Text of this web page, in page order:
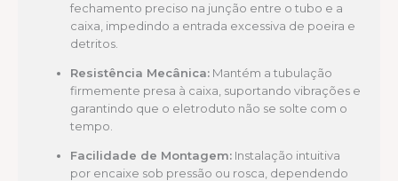
fechamento preciso na junção entre o tubo e a
caixa, impedindo a entrada excessiva de poeira e
detritos.
Resistência Mecânica: Mantém a tubulação
firmemente presa à caixa, suportando vibrações e
garantindo que o eletroduto não se solte com o
tempo.
Facilidade de Montagem: Instalação intuitiva
por encaixe sob pressão ou rosca, dependendo